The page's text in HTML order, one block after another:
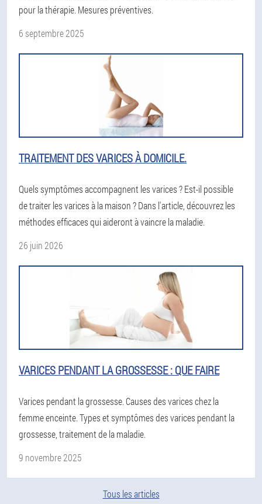
pour la thérapie. Mesures préventives.
6 septembre 2025
TRAITEMENT DES VARICES À DOMICILE.
Quels symptômes accompagnent les varices ? Est-il possible
de traiter les varices à la maison ? Dans l'article, découvrez les
méthodes efficaces qui aideront à vaincre la maladie.
26 juin 2026
VARICES PENDANT LA GROSSESSE : QUE FAIRE
Varices pendant la grossesse. Causes des varices chez la
femme enceinte. Types et symptômes des varices pendant la
grossesse, traitement de la maladie.
9 novembre 2025
Tous les articles